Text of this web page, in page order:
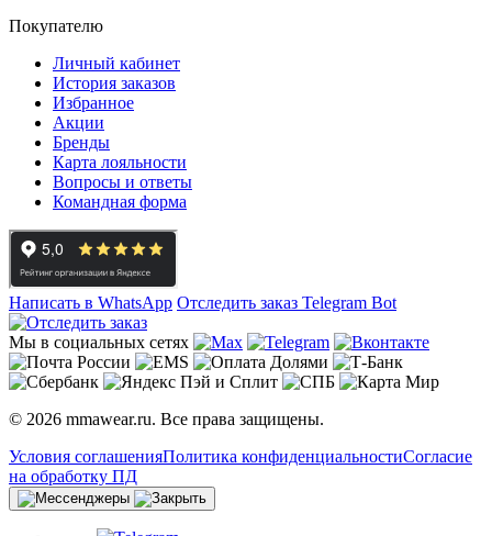
Покупателю
Личный кабинет
История заказов
Избранное
Акции
Бренды
Карта лояльности
Вопросы и ответы
Командная форма
Написать в WhatsApp Отследить заказ Telegram Bot
Мы в социальных сетях
© 2026 mmawear.ru. Все права защищены.
Условия соглашенияПолитика конфиденциальностиСогласие
на обработку ПД